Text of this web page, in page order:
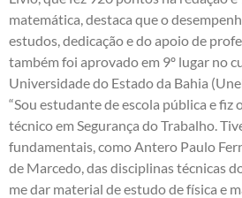
matemática, destaca que o
estudos, dedicação e do apoio de
também foi aprovado em 9º lugar no
Universidade do Estado da Bahia
“Sou estudante de escola pública e fiz
técnico em Segurança do Trabalho.
fundamentais, como Antero Paulo
de Marcedo, das disciplinas técnicas
me dar material de estudo de física e